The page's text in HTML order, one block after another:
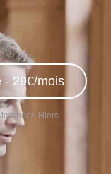
- 29€/mois
Hiers-